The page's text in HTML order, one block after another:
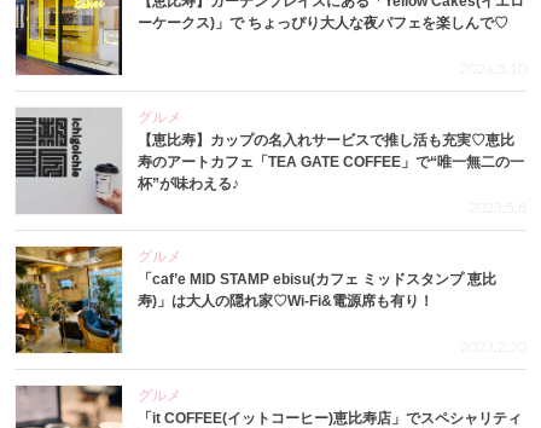
ーケークス)」で ちょっぴり大人な夜パフェを楽しんで♡
2024.5.10
グルメ
【恵比寿】カップの名入れサービスで推し活も充実♡恵比
寿のアートカフェ「TEA GATE COFFEE」で“唯一無二の一
杯”が味わえる♪
2023.5.8
グルメ
「caf’e MID STAMP ebisu(カフェ ミッドスタンプ 恵比
寿)」は大人の隠れ家♡Wi-Fi&電源席も有り！
2023.2.20
グルメ
「it COFFEE(イットコーヒー)恵比寿店」でスペシャリティ